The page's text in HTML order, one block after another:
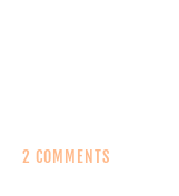
2 COMMENTS